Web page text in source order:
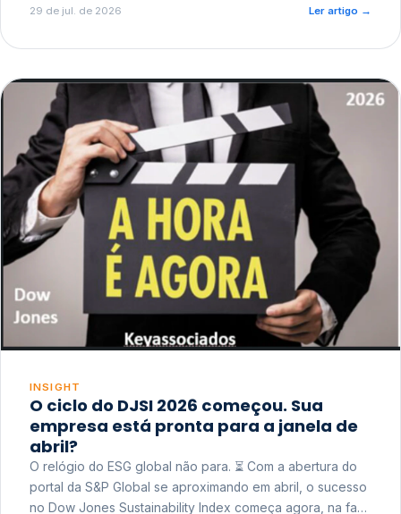
reputacional e o risco regulatório junto a órgãos como a
29 de jul. de 2026 Ler artigo →
INSIGHT
O ciclo do DJSI 2026 começou. Sua
empresa está pronta para a janela de
abril?
O relógio do ESG global não para. ⏳ Com a abertura do
portal da S&P Global se aproximando em abril, o sucesso
no Dow Jones Sustainability Index começa agora, na fase